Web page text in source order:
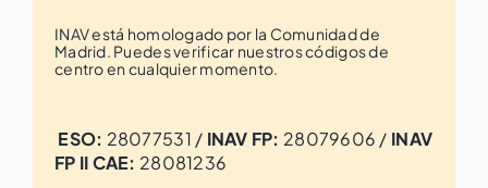
INAV está homologado por la Comunidad de
Madrid. Puedes verificar nuestros códigos de
centro en cualquier momento.
ESO: 28077531 / INAV FP: 28079606 / INAV
FP II CAE: 28081236